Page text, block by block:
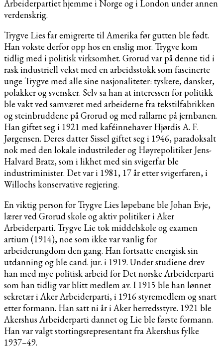
Arbeiderpartiet hjemme i Norge og i London under annen
verdenskrig.
Trygve Lies far emigrerte til Amerika før gutten ble født.
Han vokste derfor opp hos en enslig mor. Trygve kom
tidlig med i politisk virksomhet. Grorud var på denne tid i
rask industriell vekst med en arbeidsstokk som fascinerte
unge Trygve med alle sine nasjonaliteter: tyskere, dansker,
polakker og svensker. Selv sa han at interessen for politikk
ble vakt ved samværet med arbeiderne fra tekstilfabrikken
og steinbruddene på Grorud og med rallarne på jernbanen.
Han giftet seg i 1921 med kaféinnehaver Hjørdis A. F.
Jørgensen. Deres datter Sissel giftet seg i 1946, paradoksalt
nok med den lokale industrileder og Høyrepolitiker Jens-
Halvard Bratz, som i likhet med sin svigerfar ble
industriminister. Det var i 1981, 17 år etter svigerfaren, i
Willochs konservative regjering.
En viktig person for Trygve Lies løpebane ble Johan Evje,
lærer ved Grorud skole og aktiv politiker i Aker
Arbeiderparti. Trygve Lie tok middelskole og examen
artium (1914), noe som ikke var vanlig for
arbeiderungdom den gang. Han fortsatte energisk sin
utdanning og ble cand. jur. i 1919. Under studiene drev
han med mye politisk arbeid for Det norske Arbeiderparti
som han tidlig var blitt medlem av. I 1915 ble han lønnet
sekretær i Aker Arbeiderparti, i 1916 styremedlem og snart
etter formann. Han satt ni år i Aker herredsstyre. 1921 ble
Akershus Arbeiderparti dannet og Lie ble første formann.
Han var valgt stortingsrepresentant fra Akershus fylke
1937–49.